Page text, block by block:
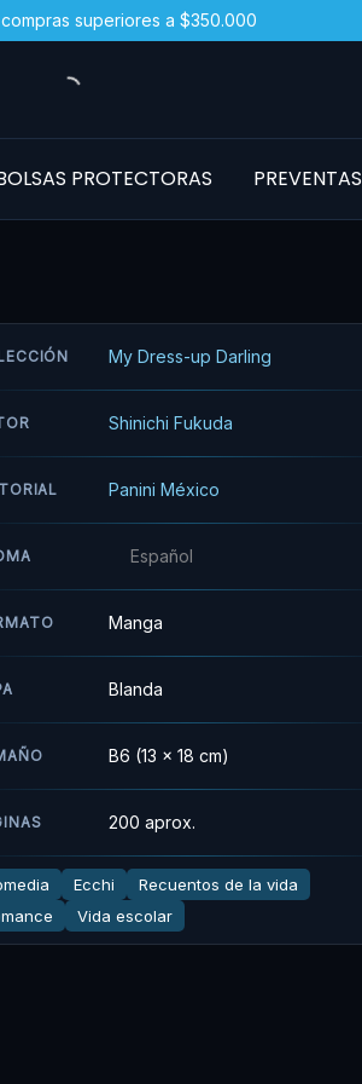
superiores a $350.000
PROTECTORAS PREVENTAS
My Dress-up Darling
Shinichi Fukuda
Panini México
Español
Manga
Blanda
B6 (13 x 18 cm)
200 aprox.
Ecchi
Recuentos de la vida
Vida escolar